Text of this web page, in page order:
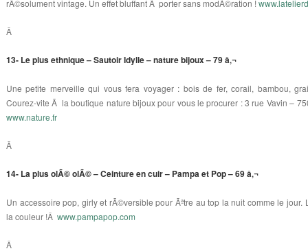
rÃ©solument vintage. Un effet bluffant Ã porter sans modÃ©ration !
Â
13- Le plus ethnique – Sautoir Idylle – nature bijoux – 79 â‚¬
Une petite merveille qui vous fera voyager : bois de fer, corail, bambou,
Courez-vite Ã la boutique nature bijoux pour vous le procurer : 3 rue Vavin –
www.nature.fr
Â
14- La plus olÃ© olÃ© – Ceinture en cuir – Pampa et Pop – 69 â‚¬
Un accessoire pop, girly et rÃ©versible pour Ãªtre au top la nuit comme le jour.
la couleur !Â www.pampapop.com
Â